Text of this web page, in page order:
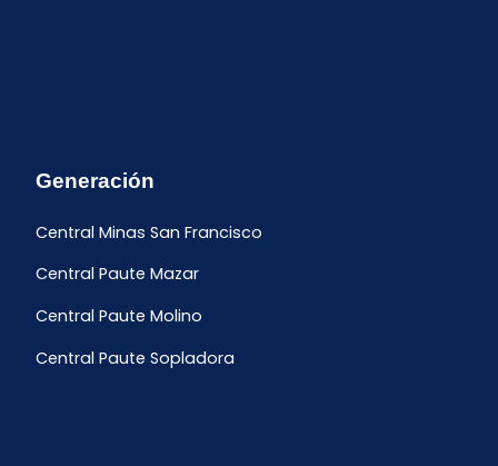
Generación
Central Minas San Francisco
Central Paute Mazar
Central Paute Molino
Central Paute Sopladora